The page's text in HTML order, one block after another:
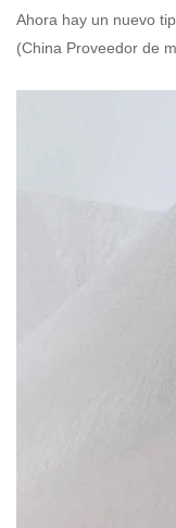
Ahora hay un nuevo
(China Proveedor de